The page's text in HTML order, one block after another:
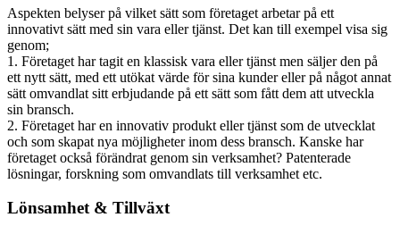
Aspekten belyser på vilket sätt som företaget arbetar på ett
innovativt sätt med sin vara eller tjänst. Det kan till exempel visa sig
genom;
1. Företaget har tagit en klassisk vara eller tjänst men säljer den på
ett nytt sätt, med ett utökat värde för sina kunder eller på något annat
sätt omvandlat sitt erbjudande på ett sätt som fått dem att utveckla
sin bransch.
2. Företaget har en innovativ produkt eller tjänst som de utvecklat
och som skapat nya möjligheter inom dess bransch. Kanske har
företaget också förändrat genom sin verksamhet? Patenterade
lösningar, forskning som omvandlats till verksamhet etc.
Lönsamhet & Tillväxt